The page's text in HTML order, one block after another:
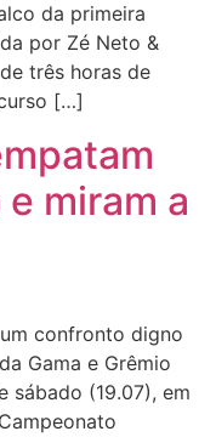
da primeira
por Zé Neto &
três horas de
[…]
miram a
confronto digno
Gama e Grêmio
sábado (19.07), em